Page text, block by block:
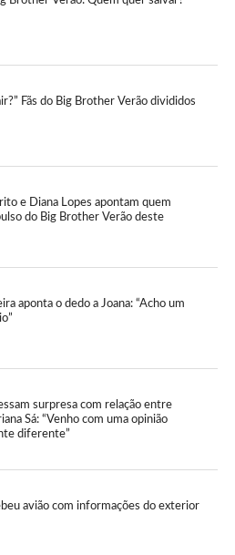
Fãs do Big Brother Verão divididos
e Diana Lopes apontam quem
do Big Brother Verão deste
aponta o dedo a Joana: “Acho um
surpresa com relação entre
Sá: “Venho com uma opinião
diferente”
avião com informações do exterior